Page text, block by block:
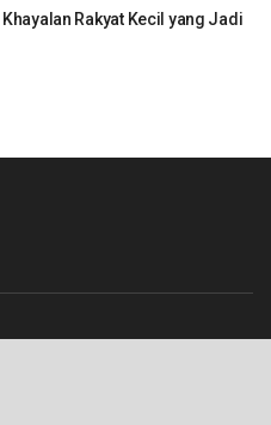
Khayalan Rakyat Kecil yang Jadi